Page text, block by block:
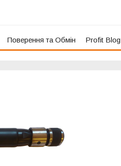
Поверення та Обмін Profit Blog